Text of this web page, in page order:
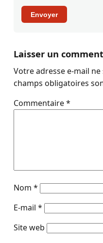
Envoyer
Laisser un
Votre adresse e-mail
champs obligatoires
Commentaire*
Nom *
E-mail *
Site web